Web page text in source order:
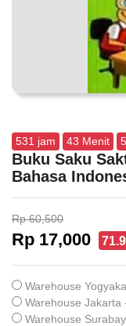
531 jam 43 Menit
Buku Saku
Bahasa
Rp 60,500
Rp 17,000
Warehouse
Warehouse Jakarta
Warehouse